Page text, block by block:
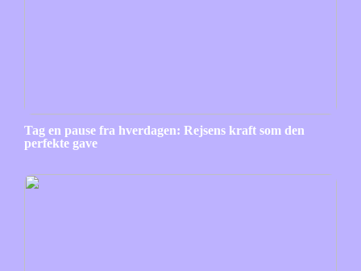
Tag en pause fra hverdagen: Rejsens kraft som den
perfekte gave